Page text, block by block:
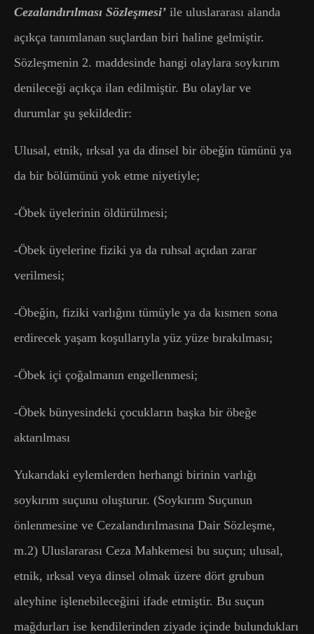
Cezalandırılması Sözleşmesi’ ile uluslararası alanda
açıkça tanımlanan suçlardan biri haline gelmiştir.
Sözleşmenin 2. maddesinde hangi olaylara soykırım
denileceği açıkça ilan edilmiştir. Bu olaylar ve
durumlar şu şekildedir:
Ulusal, etnik, ırksal ya da dinsel bir öbeğin tümünü ya
da bir bölümünü yok etme niyetiyle;
-Öbek üyelerinin öldürülmesi;
-Öbek üyelerine fiziki ya da ruhsal açıdan zarar
verilmesi;
-Öbeğin, fiziki varlığını tümüyle ya da kısmen sona
erdirecek yaşam koşullarıyla yüz yüze bırakılması;
-Öbek içi çoğalmanın engellenmesi;
-Öbek bünyesindeki çocukların başka bir öbeğe
aktarılması
Yukarıdaki eylemlerden herhangi birinin varlığı
soykırım suçunu oluşturur. (Soykırım Suçunun
önlenmesine ve Cezalandırılmasına Dair Sözleşme,
m.2) Uluslararası Ceza Mahkemesi bu suçun; ulusal,
etnik, ırksal veya dinsel olmak üzere dört grubun
aleyhine işlenebileceğini ifade etmiştir. Bu suçun
mağdurları ise kendilerinden ziyade içinde bulundukları